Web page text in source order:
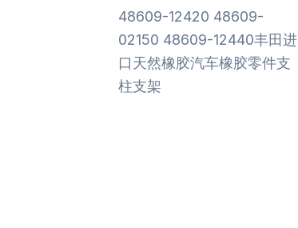
48609-12420 48609-
02150 48609-12440丰田进
口天然橡胶汽车橡胶零件支
柱支架